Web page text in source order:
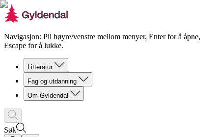
Navigasjon: Pil høyre/venstre mellom menyer, Enter for å åpne,
Escape for å lukke.
Litteratur
Fag og utdanning
Om Gyldendal
Søk